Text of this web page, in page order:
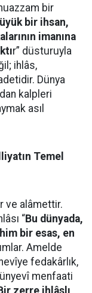
bir
bir ihsan,
imanına
r” düsturuyla
ihlâs,
Dünya
kalpleri
asıl
Temel
ve alâmettir.
“Bu dünyada,
bir esas, en
Amelde
fedakârlık,
menfaati
zerre ihlâslı